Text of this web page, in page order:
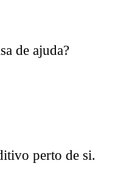
de ajuda?
perto de si.